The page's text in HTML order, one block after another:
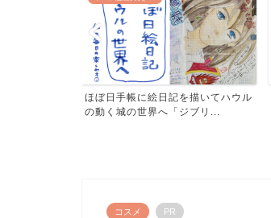
大豆とこんにゃくの甘辛煮ヘルシー
おつまみの作り方レシピ！...
コスメ PR